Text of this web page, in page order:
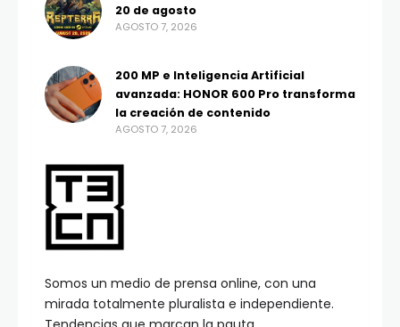
Somos un medio de prensa online, con una
mirada totalmente pluralista e independiente.
20 de agosto
AGOSTO 7, 2026
200 MP e Inteligencia Artificial
avanzada: HONOR 600 Pro transforma
la creación de contenido
AGOSTO 7, 2026